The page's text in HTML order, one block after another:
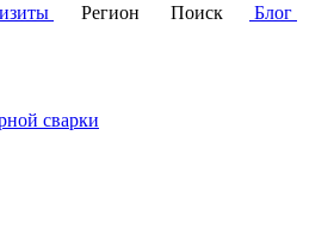
Регион Поиск
Блог
сварки